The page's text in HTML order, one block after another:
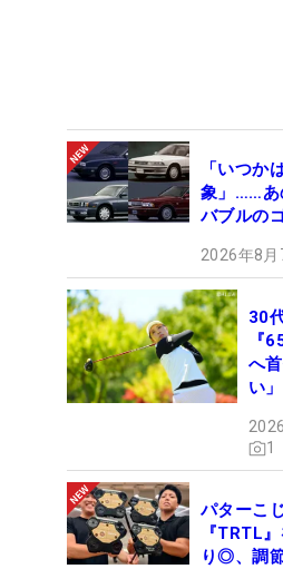
「いつか
象」……あ
バブルの
2026年8月
30
『
へ
い」
1
パターこ
『TRTL
り◎、調